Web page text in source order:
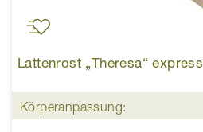
Lattenrost „Theresa“ express
Körperanpassung: